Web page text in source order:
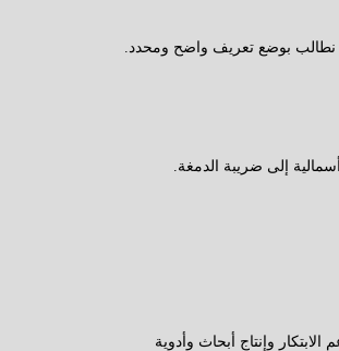
نطالب بوضع تعريف واضح ومحدد.
إلى ضريبة الدمغة.
وإنتاج أبحاث وأدوية